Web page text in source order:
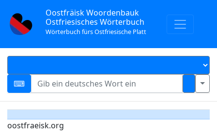
Oostfräisk Woordenbauk
Ostfriesisches Wörterbuch
Wörterbuch fürs Ostfriesische Platt
oostfraeisk.org